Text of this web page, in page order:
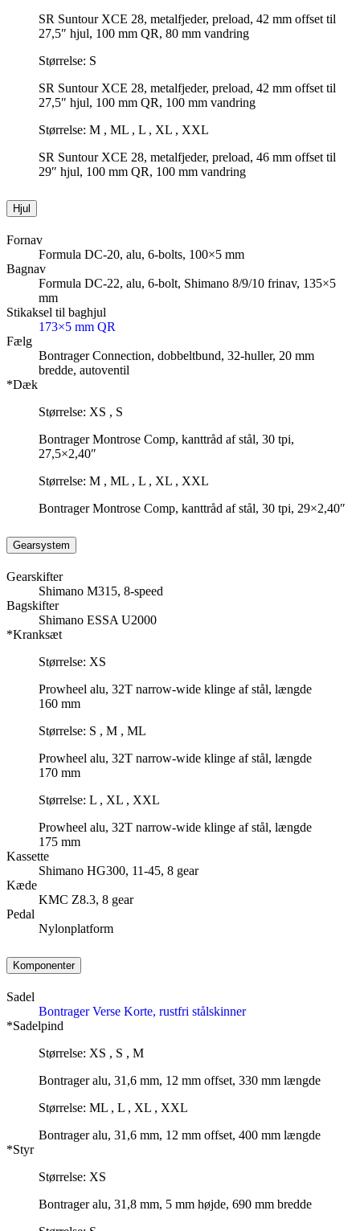
SR Suntour XCE 28, metalfjeder, preload, 42 mm offset til
27,5″ hjul, 100 mm QR, 80 mm vandring
Størrelse: S
SR Suntour XCE 28, metalfjeder, preload, 42 mm offset til
27,5″ hjul, 100 mm QR, 100 mm vandring
Størrelse: M , ML , L , XL , XXL
SR Suntour XCE 28, metalfjeder, preload, 46 mm offset til
29″ hjul, 100 mm QR, 100 mm vandring
Hjul
Fornav
Formula DC-20, alu, 6-bolts, 100×5 mm
Bagnav
Formula DC-22, alu, 6-bolt, Shimano 8/9/10 frinav, 135×5
mm
Stikaksel til baghjul
173×5 mm QR
Fælg
Bontrager Connection, dobbeltbund, 32-huller, 20 mm
bredde, autoventil
*Dæk
Størrelse: XS , S
Bontrager Montrose Comp, kanttråd af stål, 30 tpi,
27,5×2,40″
Størrelse: M , ML , L , XL , XXL
Bontrager Montrose Comp, kanttråd af stål, 30 tpi, 29×2,40″
Gearsystem
Gearskifter
Shimano M315, 8-speed
Bagskifter
Shimano ESSA U2000
*Kranksæt
Størrelse: XS
Prowheel alu, 32T narrow-wide klinge af stål, længde
160 mm
Størrelse: S , M , ML
Prowheel alu, 32T narrow-wide klinge af stål, længde
170 mm
Størrelse: L , XL , XXL
Prowheel alu, 32T narrow-wide klinge af stål, længde
175 mm
Kassette
Shimano HG300, 11-45, 8 gear
Kæde
KMC Z8.3, 8 gear
Pedal
Nylonplatform
Komponenter
Sadel
Bontrager Verse Korte, rustfri stålskinner
*Sadelpind
Størrelse: XS , S , M
Bontrager alu, 31,6 mm, 12 mm offset, 330 mm længde
Størrelse: ML , L , XL , XXL
Bontrager alu, 31,6 mm, 12 mm offset, 400 mm længde
*Styr
Størrelse: XS
Bontrager alu, 31,8 mm, 5 mm højde, 690 mm bredde